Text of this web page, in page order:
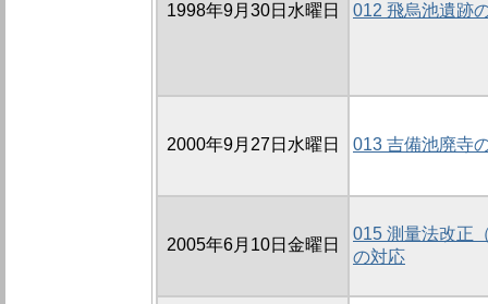
1998年9月30日水曜日 012 飛烏池遺跡
2000年9月27日水曜日 013 吉備池廃寺
2005年6月10日金曜日
015 測量法改正
の対応